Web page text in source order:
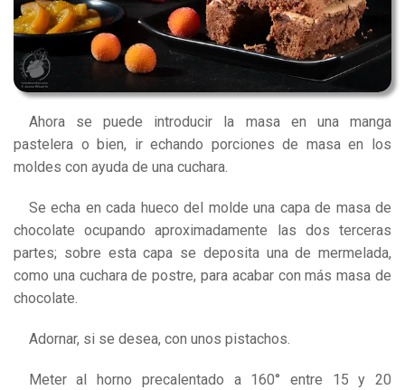
Ahora se puede introducir la masa en una manga
pastelera o bien, ir echando porciones de masa en los
moldes con ayuda de una cuchara.
Se echa en cada hueco del molde una capa de masa de
chocolate ocupando aproximadamente las dos terceras
partes; sobre esta capa se deposita una de mermelada,
como una cuchara de postre, para acabar con más masa de
chocolate.
Adornar, si se desea, con unos pistachos.
Meter al horno precalentado a 160° entre 15 y 20